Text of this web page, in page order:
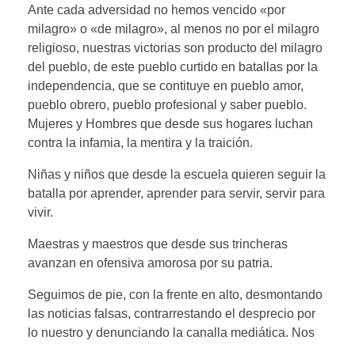
Ante cada adversidad no hemos vencido «por
milagro» o «de milagro», al menos no por el milagro
religioso, nuestras victorias son producto del milagro
del pueblo, de este pueblo curtido en batallas por la
independencia, que se contituye en pueblo amor,
pueblo obrero, pueblo profesional y saber pueblo.
Mujeres y Hombres que desde sus hogares luchan
contra la infamia, la mentira y la traición.
Niñas y niños que desde la escuela quieren seguir la
batalla por aprender, aprender para servir, servir para
vivir.
Maestras y maestros que desde sus trincheras
avanzan en ofensiva amorosa por su patria.
Seguimos de pie, con la frente en alto, desmontando
las noticias falsas, contrarrestando el desprecio por
lo nuestro y denunciando la canalla mediática. Nos